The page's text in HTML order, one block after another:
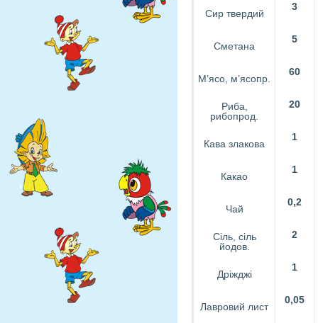
Сир твердий
3
Сметана
5
М’ясо, м’ясопр.
60
Риба,
рибопрод.
20
Кава злакова
1
Какао
1
Чай
0,2
Сіль, сіль
йодов.
2
Дріжджі
1
Лавровий лист
0,05